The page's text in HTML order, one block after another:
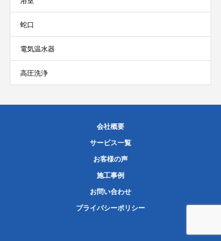
蛇口
電気温水器
高圧洗浄
会社概要
サービス一覧
お客様の声
施工事例
お問い合わせ
プライバシーポリシー